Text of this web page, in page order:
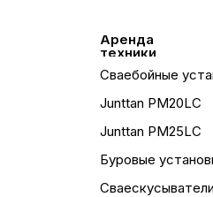
Аренда
техники
Сваебойные
Буровые
Junttan PM20LC
Junttan PM25LC